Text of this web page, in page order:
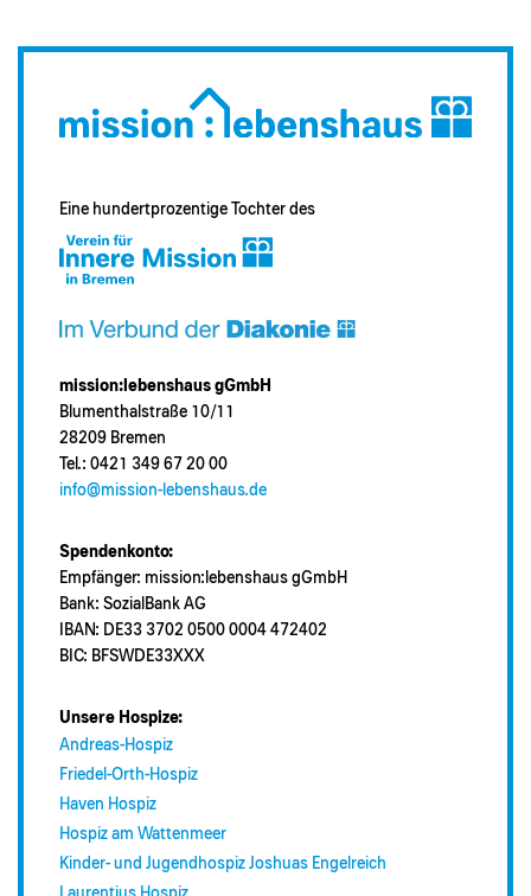
Eine hundertprozentige Tochter des
mission:lebenshaus gGmbH
Blumenthalstraße 10/11
28209 Bremen
Tel.: 0421 349 67 20 00
info@mission-lebenshaus.de
Spendenkonto:
Empfänger: mission:lebenshaus gGmbH
Bank: SozialBank AG
IBAN: DE33 3702 0500 0004 472402
BIC: BFSWDE33XXX
Unsere Hospize:
Andreas-Hospiz
Friedel-Orth-Hospiz
Haven Hospiz
Hospiz am Wattenmeer
Kinder- und Jugendhospiz Joshuas Engelreich